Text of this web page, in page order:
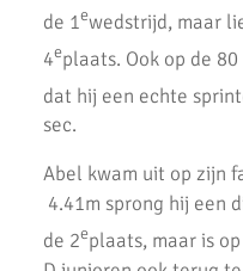
AH Jos van den Berg
Succesvolle Interne Cross
3e AKU Corona Cross
2e AKU Corona Cross
1e AKU Corona Cross
Veel enthousiaste kinderen
de 1ewedstrijd, maar
4eplaats. Ook op de
dat hij een echte
sec.
Abel kwam uit op zijn
4.41m sprong hij een
de 2eplaats, maar is